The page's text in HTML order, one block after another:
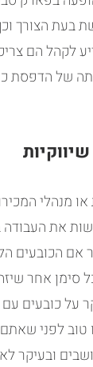
בעת הצורך
לקהל הם
של הדפסת
מנהלי
את
אם הכובעים
אחר
על כובעים
לפני
ובעיקר